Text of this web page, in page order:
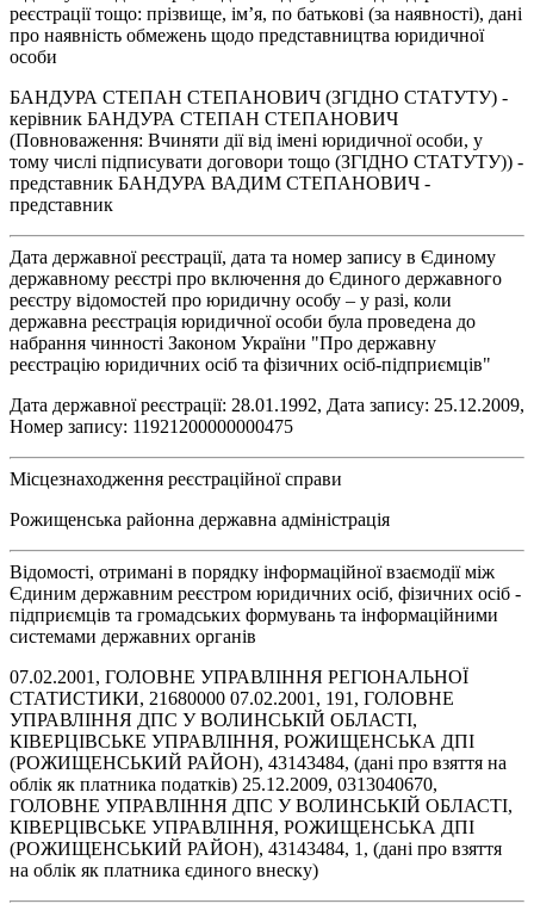
реєстрації тощо: прізвище, ім’я, по батькові (за наявності), дані
про наявність обмежень щодо представництва юридичної
особи
БАНДУРА СТЕПАН СТЕПАНОВИЧ (ЗГІДНО СТАТУТУ) -
керівник БАНДУРА СТЕПАН СТЕПАНОВИЧ
(Повноваження: Вчиняти дії від імені юридичної особи, у
тому числі підписувати договори тощо (ЗГІДНО СТАТУТУ)) -
представник БАНДУРА ВАДИМ СТЕПАНОВИЧ -
представник
Дата державної реєстрації, дата та номер запису в Єдиному
державному реєстрі про включення до Єдиного державного
реєстру відомостей про юридичну особу – у разі, коли
державна реєстрація юридичної особи була проведена до
набрання чинності Законом України "Про державну
реєстрацію юридичних осіб та фізичних осіб-підприємців"
Дата державної реєстрації: 28.01.1992, Дата запису: 25.12.2009,
Номер запису: 11921200000000475
Місцезнаходження реєстраційної справи
Рожищенська районна державна адміністрація
Відомості, отримані в порядку інформаційної взаємодії між
Єдиним державним реєстром юридичних осіб, фізичних осіб -
підприємців та громадських формувань та інформаційними
системами державних органів
07.02.2001, ГОЛОВНЕ УПРАВЛІННЯ РЕГІОНАЛЬНОЇ
СТАТИСТИКИ, 21680000 07.02.2001, 191, ГОЛОВНЕ
УПРАВЛІННЯ ДПС У ВОЛИНСЬКІЙ ОБЛАСТІ,
КІВЕРЦІВСЬКЕ УПРАВЛІННЯ, РОЖИЩЕНСЬКА ДПІ
(РОЖИЩЕНСЬКИЙ РАЙОН), 43143484, (дані про взяття на
облік як платника податків) 25.12.2009, 0313040670,
ГОЛОВНЕ УПРАВЛІННЯ ДПС У ВОЛИНСЬКІЙ ОБЛАСТІ,
КІВЕРЦІВСЬКЕ УПРАВЛІННЯ, РОЖИЩЕНСЬКА ДПІ
(РОЖИЩЕНСЬКИЙ РАЙОН), 43143484, 1, (дані про взяття
на облік як платника єдиного внеску)